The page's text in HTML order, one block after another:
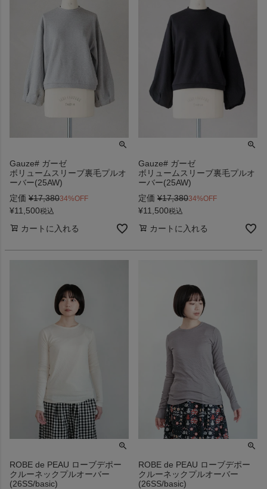
Gauze# ガーゼ
ボリュームスリーブ裏毛プルオ
ーバー(25AW)
定価 ¥17,38034%OFF
¥11,500税込
カートに入れる
Gauze# ガーゼ
ボリュームスリーブ裏毛プルオ
ーバー(25AW)
定価 ¥17,38034%OFF
¥11,500税込
カートに入れる
ROBE de PEAU ローブデポー
クルーネックプルオーバー
(26SS/basic)
ROBE de PEAU ローブデポー
クルーネックプルオーバー
(26SS/basic)